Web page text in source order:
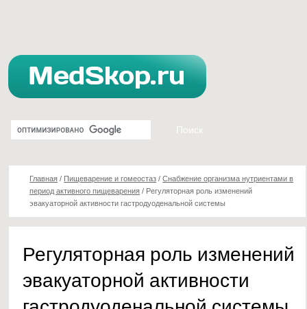
Главная / Пищеварение и гомеостаз /Снабжение организма нутриентами в
период активного пищеварения / Регуляторная роль изменений
эвакуаторной активности гастродуоденальной системы
Регуляторная роль изменений
эвакуаторной активности